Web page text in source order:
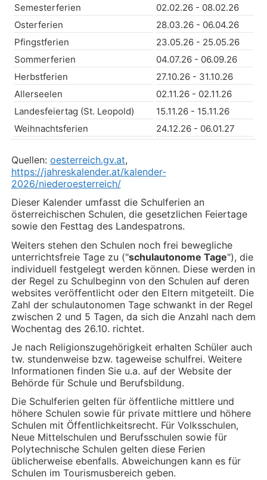
Semesterferien
02.02.26 - 08.02.26
Osterferien
28.03.26 - 06.04.26
Pfingstferien
23.05.26 - 25.05.26
Sommerferien
04.07.26 - 06.09.26
Herbstferien
27.10.26 - 31.10.26
Allerseelen
02.11.26 - 02.11.26
Landesfeiertag (St. Leopold)
15.11.26 - 15.11.26
Weihnachtsferien
24.12.26 - 06.01.27
Quellen: oesterreich.gv.at,
https://jahreskalender.at/kalender-
2026/niederoesterreich/
Dieser Kalender umfasst die Schulferien an
österreichischen Schulen, die gesetzlichen Feiertage
sowie den Festtag des Landespatrons.
Weiters stehen den Schulen noch frei bewegliche
unterrichtsfreie Tage zu ("schulautonome Tage"), die
individuell festgelegt werden können. Diese werden in
der Regel zu Schulbeginn von den Schulen auf deren
websites veröffentlicht oder den Eltern mitgeteilt. Die
Zahl der schulautonomen Tage schwankt in der Regel
zwischen 2 und 5 Tagen, da sich die Anzahl nach dem
Wochentag des 26.10. richtet.
Je nach Religionszugehörigkeit erhalten Schüler auch
tw. stundenweise bzw. tageweise schulfrei. Weitere
Informationen finden Sie u.a. auf der Website der
Behörde für Schule und Berufsbildung.
Die Schulferien gelten für öffentliche mittlere und
höhere Schulen sowie für private mittlere und höhere
Schulen mit Öffentlichkeitsrecht. Für Volksschulen,
Neue Mittelschulen und Berufsschulen sowie für
Polytechnische Schulen gelten diese Ferien
üblicherweise ebenfalls. Abweichungen kann es für
Schulen im Tourismusbereich geben.